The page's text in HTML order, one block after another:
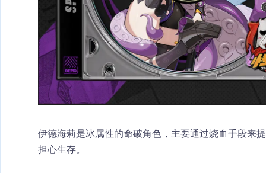
伊德海莉是冰属性的命破角色，主要通过烧血手段来
担心生存。